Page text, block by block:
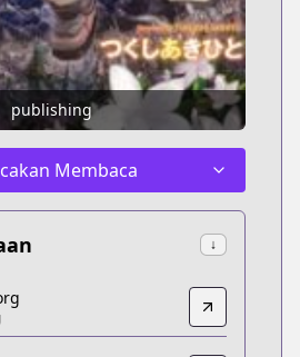
publishing
Membaca
↓
title/80422e14-b9ad-4fda-